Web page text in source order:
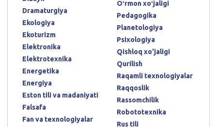
Dramaturgiya
Ekologiya
Ekoturizm
Elektronika
Elektrotexnika
Energetika
Energiya
Eston tili va madaniyati
Falsafa
Fan va texnologiyalar
Oʻrmon xoʻjaligi
Pedagogika
Planetologiya
Psixologiya
Qishloq xo'jaligi
Qurilish
Raqamli texnologiyalar
Raqqoslik
Rassomchilik
Robototexnika
Rus tili